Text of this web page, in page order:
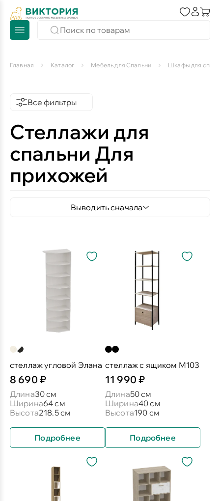
Главная Каталог Мебель для Спальни Шкафы для
Все фильтры
Стеллажи для
спальни Для
прихожей
Выводить сначала
стеллаж угловой Элана
8 690 ₽
Длина30 см
Ширина64 см
Высота218.5 см
Подробнее
стеллаж с ящиком М103
11 990 ₽
Длина50 см
Ширина40 см
Высота190 см
Подробнее